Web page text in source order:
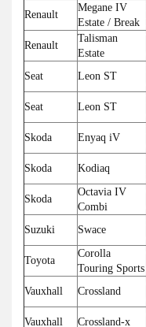
Renault
Megane IV
Estate / Break
Renault
Talisman
Estate
Seat
Leon ST
Seat
Leon ST
Skoda
Enyaq iV
Skoda
Kodiaq
Skoda
Octavia IV
Combi
Suzuki
Swace
Toyota
Corolla
Touring Sports
Vauxhall
Crossland
Vauxhall
Crossland-x